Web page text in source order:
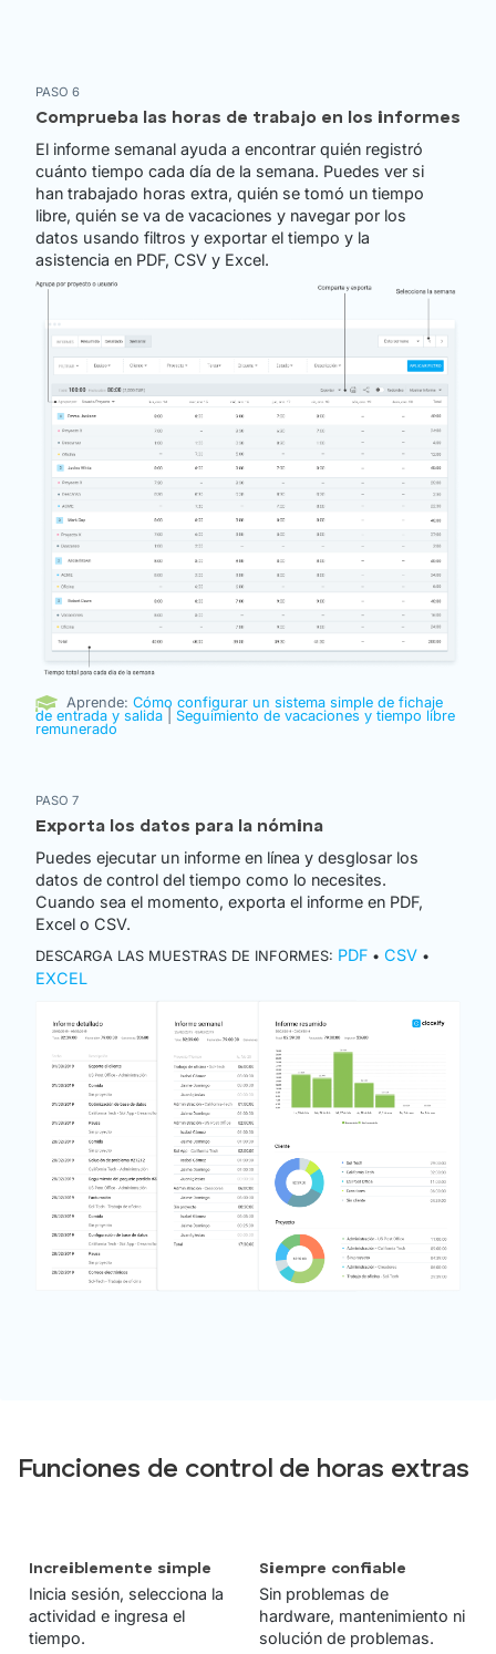
PASO 6
Comprueba las horas de trabajo en los informes
El informe semanal ayuda a encontrar quién registró
cuánto tiempo cada día de la semana. Puedes ver si
han trabajado horas extra, quién se tomó un tiempo
libre, quién se va de vacaciones y navegar por los
datos usando filtros y exportar el tiempo y la
asistencia en PDF, CSV y Excel.
Aprende: Cómo configurar un sistema simple de fichaje
de entrada y salida
Seguimiento de vacaciones y tiempo libre
remunerado
PASO 7
Exporta los datos para la nómina
Puedes ejecutar un informe en línea y desglosar los
datos de control del tiempo como lo necesites.
Cuando sea el momento, exporta el informe en PDF,
Excel o CSV.
DESCARGA LAS MUESTRAS DE INFORMES: PDF • CSV •
EXCEL
Funciones de control de horas extras
Increiblemente simple
Inicia sesión, selecciona la
actividad e ingresa el
tiempo.
Siempre confiable
Sin problemas de
hardware, mantenimiento ni
solución de problemas.